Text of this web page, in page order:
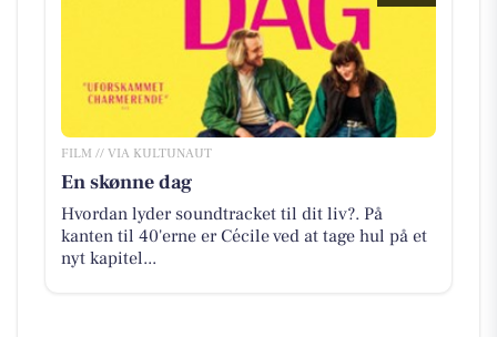
FILM // VIA KULTUNAUT
En skønne dag
Hvordan lyder soundtracket til dit liv?. På
kanten til 40'erne er Cécile ved at tage hul på et
nyt kapitel...